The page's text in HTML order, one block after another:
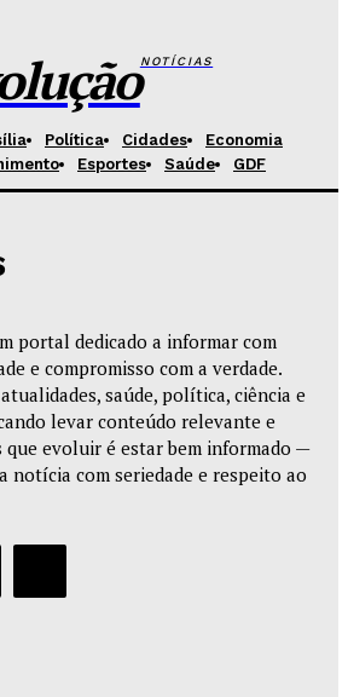
NOTÍCIAS
Política Cidades
Economia
Esportes Saúde GDF
portal dedicado a informar com
e compromisso com a verdade.
saúde, política, ciência e
levar conteúdo relevante e
que evoluir é estar bem informado —
notícia com seriedade e respeito ao